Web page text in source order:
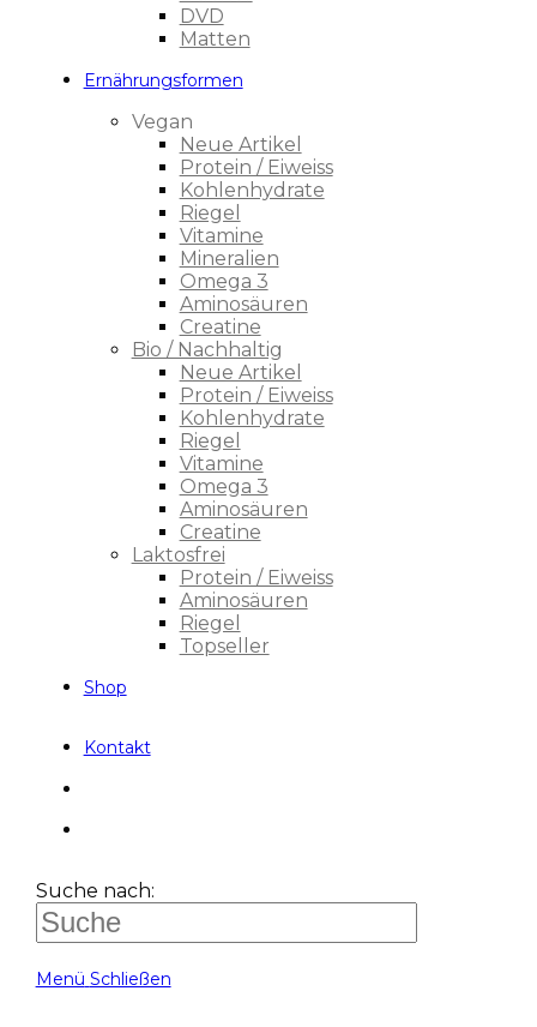
DVD
Matten
Ernährungsformen
Vegan
Neue Artikel
Protein / Eiweiss
Kohlenhydrate
Riegel
Vitamine
Mineralien
Omega 3
Aminosäuren
Creatine
Bio / Nachhaltig
Neue Artikel
Protein / Eiweiss
Kohlenhydrate
Riegel
Vitamine
Omega 3
Aminosäuren
Creatine
Laktosfrei
Protein / Eiweiss
Aminosäuren
Riegel
Topseller
Shop
Kontakt
Suche nach:
Menü Schließen